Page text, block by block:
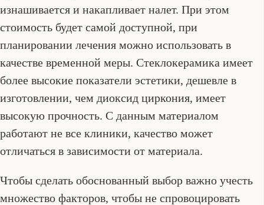
изнашивается и накапливает налет. При этом
стоимость будет самой доступной, при
планировании лечения можно использовать в
качестве временной меры. Стеклокерамика имеет
более высокие показатели эстетики, дешевле в
изготовлении, чем диоксид циркония, имеет
высокую прочность. С данным материалом
работают не все клиники, качество может
отличаться в зависимости от материала.
Чтобы сделать обоснованный выбор важно учесть
множество факторов, чтобы не спровоцировать